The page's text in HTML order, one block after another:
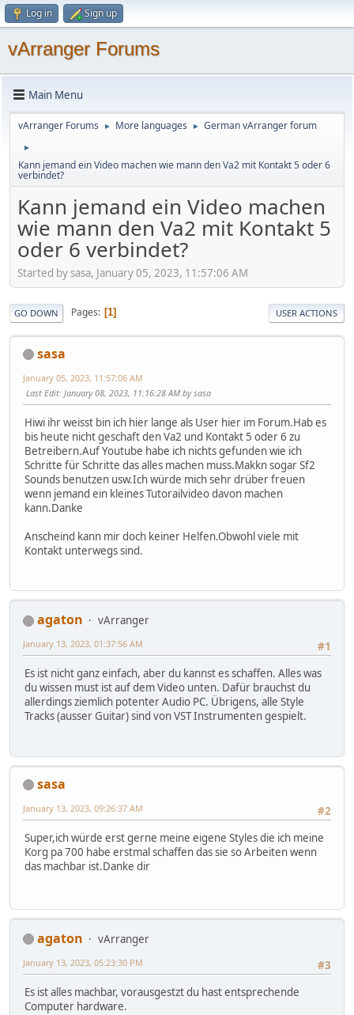
Log in Sign up
vArranger Forums
Main Menu
vArranger Forums ► More languages ► German vArranger forum
►
Kann jemand ein Video machen wie mann den Va2 mit Kontakt 5 oder 6
verbindet?
Kann jemand ein Video machen
wie mann den Va2 mit Kontakt 5
oder 6 verbindet?
Started by sasa, January 05, 2023, 11:57:06 AM
GO DOWN Pages 1 USER ACTIONS
sasa
January 05, 2023, 11:57:06 AM
Last Edit: January 08, 2023, 11:16:28 AM by sasa
Hiwi ihr weisst bin ich hier lange als User hier im Forum.Hab es
bis heute nicht geschaft den Va2 und Kontakt 5 oder 6 zu
Betreibern.Auf Youtube habe ich nichts gefunden wie ich
Schritte für Schritte das alles machen muss.Makkn sogar Sf2
Sounds benutzen usw.Ich würde mich sehr drüber freuen
wenn jemand ein kleines Tutorailvideo davon machen
kann.Danke
Anscheind kann mir doch keiner Helfen.Obwohl viele mit
Kontakt unterwegs sind.
agaton
vArranger
#1
January 13, 2023, 01:37:56 AM
Es ist nicht ganz einfach, aber du kannst es schaffen. Alles was
du wissen must ist auf dem Video unten. Dafür brauchst du
allerdings ziemlich potenter Audio PC. Übrigens, alle Style
Tracks (ausser Guitar) sind von VST Instrumenten gespielt.
sasa
#2
January 13, 2023, 09:26:37 AM
Super,ich würde erst gerne meine eigene Styles die ich meine
Korg pa 700 habe erstmal schaffen das sie so Arbeiten wenn
das machbar ist.Danke dir
agaton
vArranger
#3
January 13, 2023, 05:23:30 PM
Es ist alles machbar, vorausgestzt du hast entsprechende
Computer hardware.